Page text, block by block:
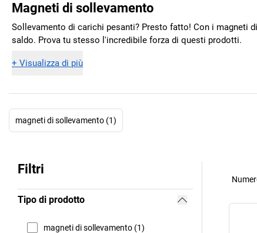
Magneti di sollevamento
Sollevamento di carichi pesanti? Presto fatto! Con i magneti
saldo. Prova tu stesso l'incredibile forza di questi prodotti.
+ Visualizza di più
magneti di sollevamento (1)
Filtri
Tipo di prodotto
magneti di sollevamento (1)